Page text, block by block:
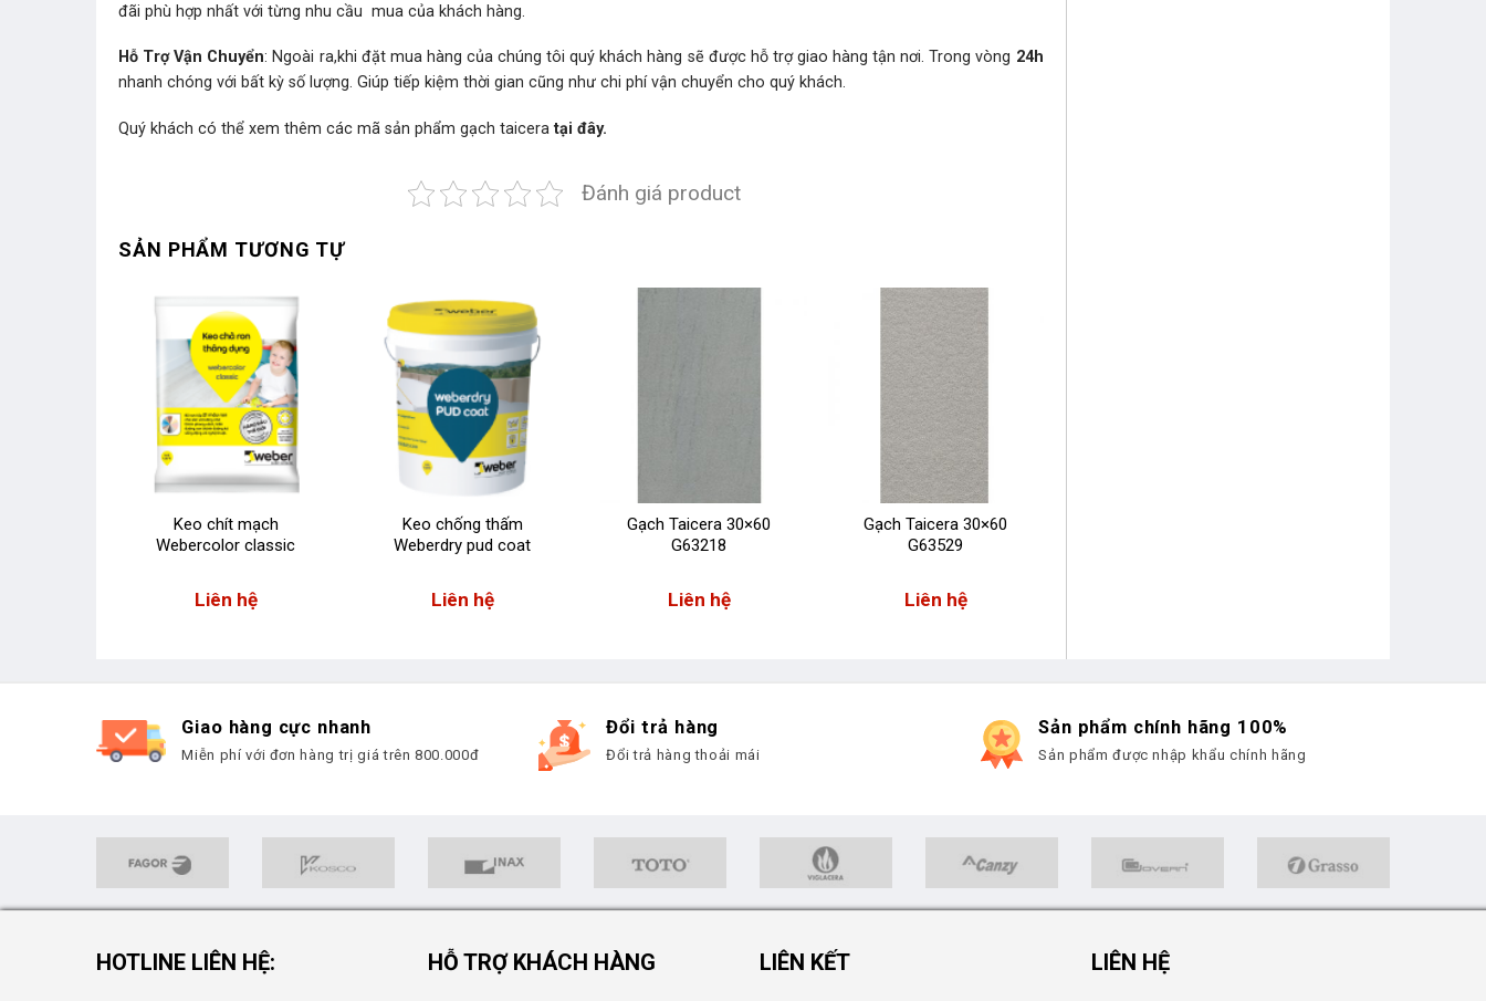
đãi phù hợp nhất với từng nhu cầu mua của khách hàng.
Hỗ Trợ Vận Chuyển: Ngoài ra,khi đặt mua hàng của chúng tôi quý khách hàng sẽ được hỗ trợ giao hàng tận nơi. Trong vòng 24h
nhanh chóng với bất kỳ số lượng. Giúp tiếp kiệm thời gian cũng như chi phí vận chuyển cho quý khách.
Quý khách có thể xem thêm các mã sản phẩm gạch taiceratại đây.
Đánh giá product
SẢN PHẨM TƯƠNG TỰ
Keo chít mạch
Webercolor classic
Liên hệ
Keo chống thấm
Weberdry pud coat
Liên hệ
Gạch Taicera 30×60
G63218
Liên hệ
Gạch Taicera 30×60
G63529
Liên hệ
Giao hàng cực nhanh
Miễn phí với đơn hàng trị giá trên 800.000đ
Đổi trả hàng
Đổi trả hàng thoải mái
Sản phẩm chính hãng 100%
Sản phẩm được nhập khẩu chính hãng
HOTLINE LIÊN HỆ: HỖ TRỢ KHÁCH HÀNG LIÊN KẾT LIÊN HỆ